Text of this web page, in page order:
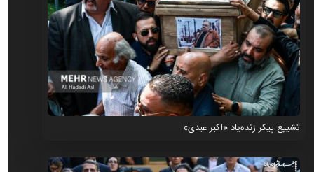
تشییع پیکر زنده‌یاد «اکبر عبدی»